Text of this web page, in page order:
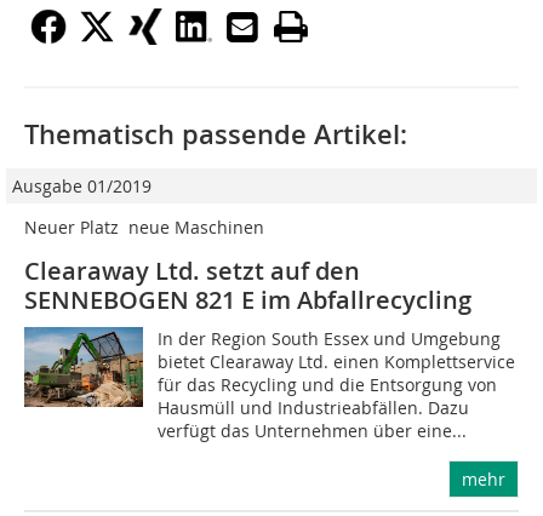
Thematisch passende Artikel:
Ausgabe 01/2019
Neuer Platz  neue Maschinen
Clearaway Ltd. setzt auf den
SENNEBOGEN 821 E im Abfallrecycling
In der Region South Essex und Umgebung
bietet Clearaway Ltd. einen Komplettservice
für das Recycling und die Entsorgung von
Hausmüll und Industrieabfällen. Dazu
verfügt das Unternehmen über eine...
mehr